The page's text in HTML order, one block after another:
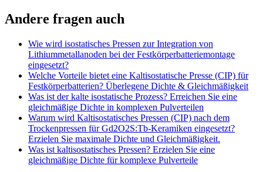
Andere fragen auch
Wie wird isostatisches Pressen zur Integration von
Lithiummetallanoden bei der Festkörperbatteriemontage
eingesetzt?
Welche Vorteile bietet eine Kaltisostatische Presse (CIP) für
Festkörperbatterien? Überlegene Dichte & Gleichmäßigkeit
Was ist der kalte isostatische Prozess? Erreichen Sie eine
gleichmäßige Dichte in komplexen Pulverteilen
Warum wird Kaltisostatisches Pressen (CIP) nach dem
Trockenpressen für Gd2O2S:Tb-Keramiken eingesetzt?
Erzielen Sie maximale Dichte und Gleichmäßigkeit.
Was ist kaltisostatisches Pressen? Erzielen Sie eine
gleichmäßige Dichte für komplexe Pulverteile